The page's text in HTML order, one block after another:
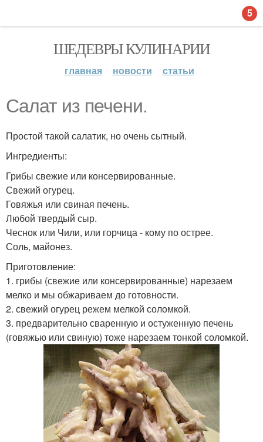
ШЕДЕВРЫ КУЛИНАРИИ
главная новости статьи
Салат из печени.
Простой такой салатик, но очень сытный.
Ингредиенты:
Грибы свежие или консервированные.
Свежий огурец.
Говяжья или свиная печень.
Любой твердый сыр.
Чеснок или Чили, или горчица - кому по острее.
Соль, майонез.
Приготовление:
1. грибы (свежие или консервированные) нарезаем
мелко и мы обжариваем до готовности.
2. свежий огурец режем мелкой соломкой.
3. предварительно сваренную и остуженную печень
(говяжью или свиную) тоже нарезаем тонкой соломкой.
5